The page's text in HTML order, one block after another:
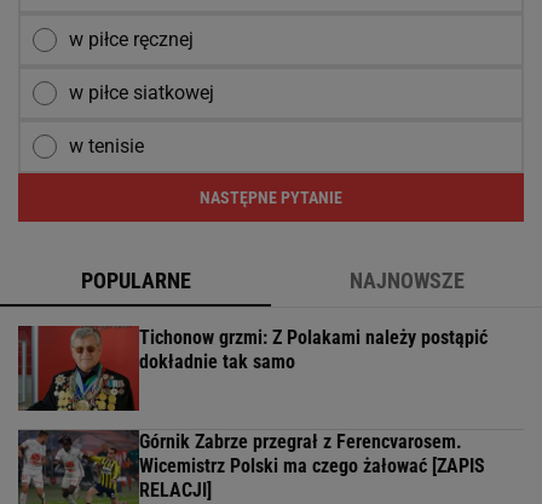
w piłce ręcznej
w piłce siatkowej
w tenisie
NASTĘPNE PYTANIE
POPULARNE NAJNOWSZE
Tichonow grzmi: Z Polakami należy postąpić
dokładnie tak samo
Górnik Zabrze przegrał z Ferencvarosem.
Wicemistrz Polski ma czego żałować [ZAPIS
RELACJI]